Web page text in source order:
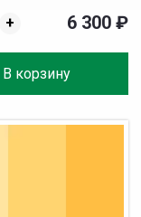
+
В корзину
6 300 ₽